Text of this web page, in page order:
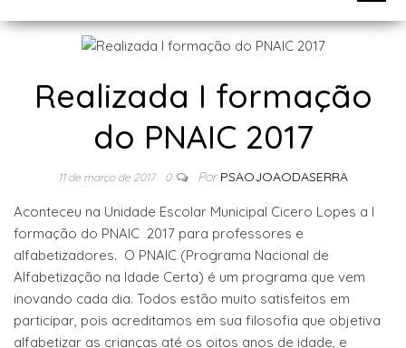
Realizada I formação
do PNAIC 2017
11 de março de 2017 0 Por PSAOJOAODASERRA
Aconteceu na Unidade Escolar Municipal Cicero Lopes a I
formação do PNAIC 2017 para professores e
alfabetizadores. O PNAIC (Programa Nacional de
Alfabetização na Idade Certa) é um programa que vem
inovando cada dia. Todos estão muito satisfeitos em
participar, pois acreditamos em sua filosofia que objetiva
alfabetizar as crianças até os oitos anos de idade, e